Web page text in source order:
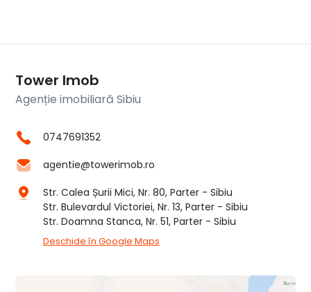
Tower Imob
Agenție imobiliară Sibiu
0747691352
agentie@towerimob.ro
Str. Calea Șurii Mici, Nr. 80, Parter - Sibiu
Str. Bulevardul Victoriei, Nr. 13, Parter - Sibiu
Str. Doamna Stanca, Nr. 51, Parter - Sibiu
Deschide în Google Maps